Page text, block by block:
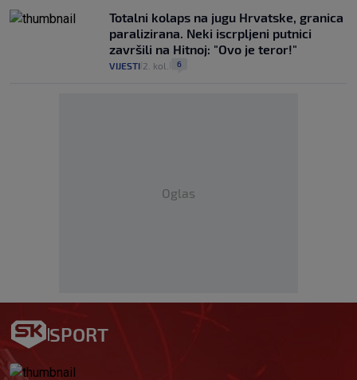
Totalni kolaps na jugu Hrvatske, granica
paralizirana. Neki iscrpljeni putnici
završili na Hitnoj: "Ovo je teror!"
VIJESTI 2. kol. 6
Oglas
SPORT